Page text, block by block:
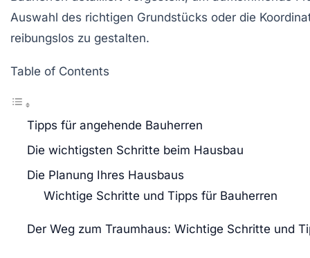
Auswahl des richtigen Grundstücks oder die
reibungslos zu gestalten.
Table of Contents
Tipps für angehende Bauherren
Die wichtigsten Schritte beim Hausbau
Die Planung Ihres Hausbaus
Wichtige Schritte und Tipps für Bauherren
Der Weg zum Traumhaus: Wichtige Schritte und